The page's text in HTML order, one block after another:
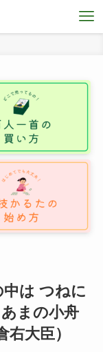
中は つねに
まの小舟
大臣）